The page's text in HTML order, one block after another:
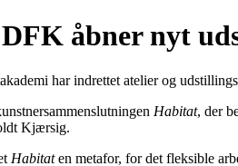
åbner nyt
har indrettet atelier og
Habitat, der
Kjærsig.
Habitaten metafor, for det fleksible